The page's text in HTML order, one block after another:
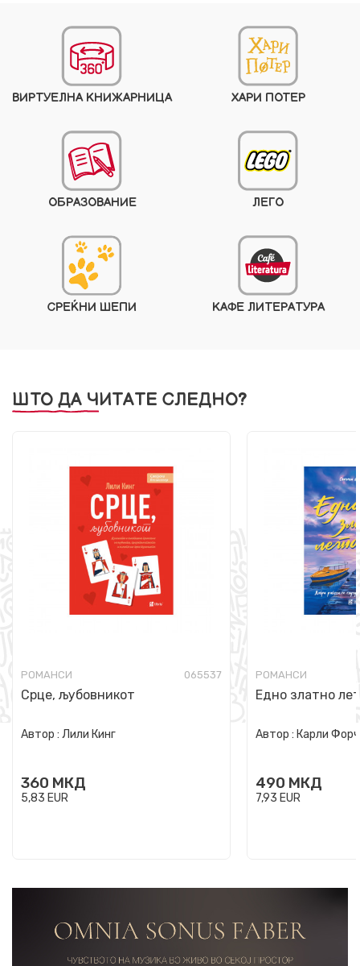
ВИРТУЕЛНА КНИЖАРНИЦА ХАРИ ПОТЕР
ОБРАЗОВАНИЕ ЛЕГО
СРЕЌНИ ШЕПИ КАФЕ ЛИТЕРАТУРА
ШТО ДА ЧИТАТЕ СЛЕДНО?
РОМАНСИ 065537
Срце, љубовникот
Автор : Лили Кинг
360 МКД
5,83 EUR
РОМАНСИ
Едно златно
Автор : Карли
490 МКД
7,93 EUR